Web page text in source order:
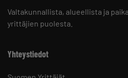
Valtakunnallista, alueellista ja
yrittäjien puolesta.
Yhteystiedot